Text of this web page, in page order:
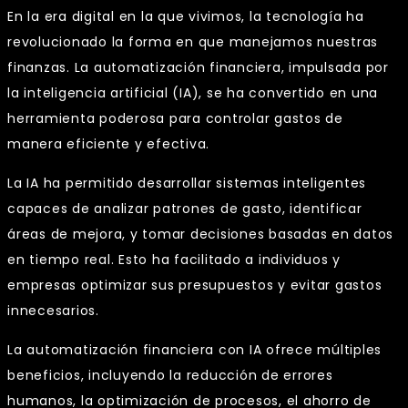
En la era digital en la que vivimos, la tecnología ha
revolucionado la forma en que manejamos nuestras
finanzas. La automatización financiera, impulsada por
la inteligencia artificial (IA), se ha convertido en una
herramienta poderosa para controlar gastos de
manera eficiente y efectiva.
La IA ha permitido desarrollar sistemas inteligentes
capaces de analizar patrones de gasto, identificar
áreas de mejora, y tomar decisiones basadas en datos
en tiempo real. Esto ha facilitado a individuos y
empresas optimizar sus presupuestos y evitar gastos
innecesarios.
La automatización financiera con IA ofrece múltiples
beneficios, incluyendo la reducción de errores
humanos, la optimización de procesos, el ahorro de